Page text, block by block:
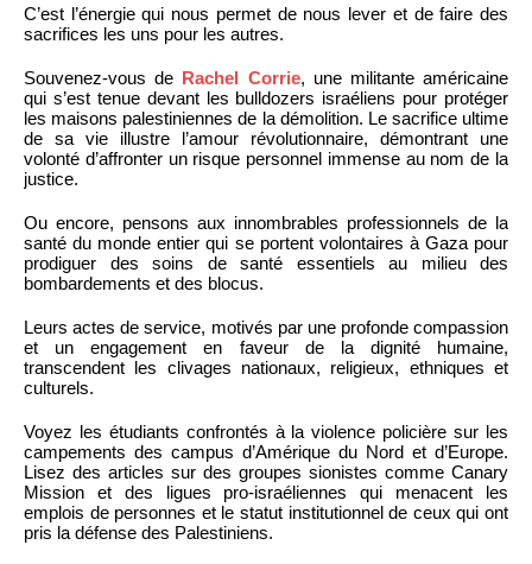
C’est l’énergie qui nous permet de nous lever et de faire des
sacrifices les uns pour les autres.
Souvenez-vous de Rachel Corrie, une militante américaine
qui s’est tenue devant les bulldozers israéliens pour protéger
les maisons palestiniennes de la démolition. Le sacrifice ultime
de sa vie illustre l’amour révolutionnaire, démontrant une
volonté d’affronter un risque personnel immense au nom de la
justice.
Ou encore, pensons aux innombrables professionnels de la
santé du monde entier qui se portent volontaires à Gaza pour
prodiguer des soins de santé essentiels au milieu des
bombardements et des blocus.
Leurs actes de service, motivés par une profonde compassion
et un engagement en faveur de la dignité humaine,
transcendent les clivages nationaux, religieux, ethniques et
culturels.
Voyez les étudiants confrontés à la violence policière sur les
campements des campus d’Amérique du Nord et d’Europe.
Lisez des articles sur des groupes sionistes comme Canary
Mission et des ligues pro-israéliennes qui menacent les
emplois de personnes et le statut institutionnel de ceux qui ont
pris la défense des Palestiniens.